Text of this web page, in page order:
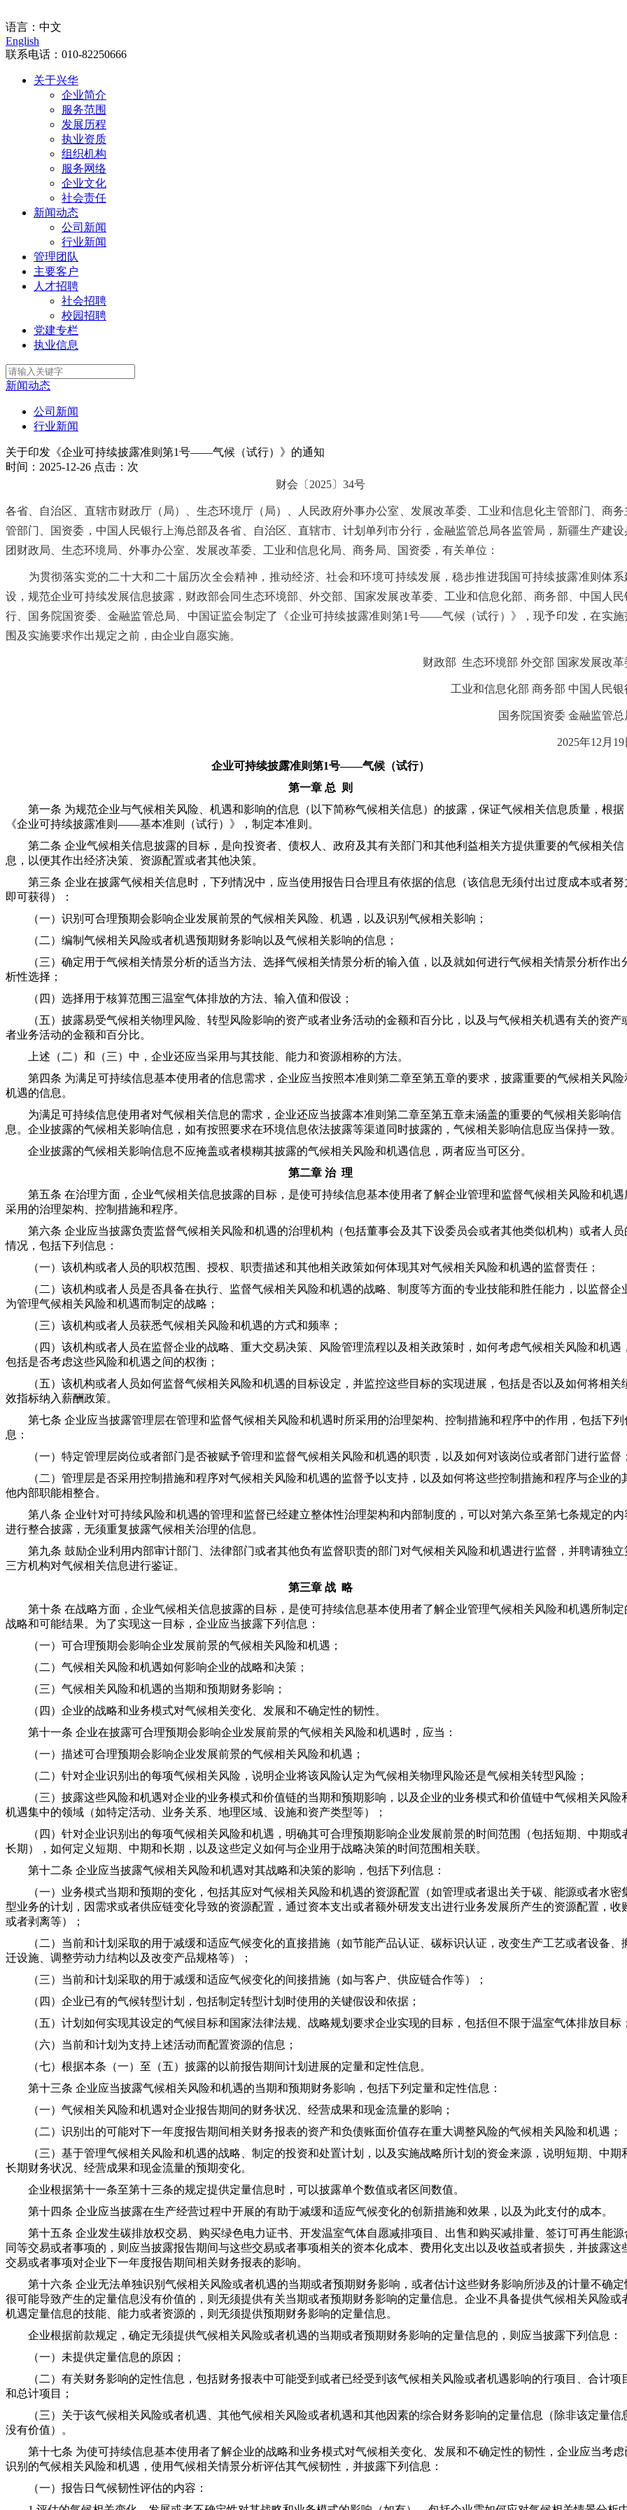
语言： 中文
English
联系电话： 010-82250666
关于兴华
企业简介
服务范围
发展历程
执业资质
组织机构
服务网络
企业文化
社会责任
新闻动态
公司新闻
行业新闻
管理团队
主要客户
人才招聘
社会招聘
校园招聘
党建专栏
执业信息
新闻动态
公司新闻
行业新闻
关于印发《企业可持续披露准则第1号——气候（试行）》的通知
时间：2025-12-26 点击： 次
财会〔2025〕34号
各省、自治区、直辖市财政厅（局）、生态环境厅（局）、人民政府外事办公室、发展改革委、工业和信息化主管部门、商务
管部门、国资委，中国人民银行上海总部及各省、自治区、直辖市、计划单列市分行，金融监管总局各监管局，新疆生产建设
团财政局、生态环境局、外事办公室、发展改革委、工业和信息化局、商务局、国资委，有关单位：
为贯彻落实党的二十大和二十届历次全会精神，推动经济、社会和环境可持续发展，稳步推进我国可持续披露准则体系
设，规范企业可持续发展信息披露，财政部会同生态环境部、外交部、国家发展改革委、工业和信息化部、商务部 、中国人民
行 、国务院国资委、金融监管总局、中国证监会制定了《企业可持续披露准则第1号——气候（试行）》，现予印发，在实施
围及实施要求作出规定之前，由企业自愿实施。
财政部 生态环境部 外交部 国家发展改革
工业和信息化部 商务部 中国人民银
国务院国资委 金融监管总
2025年12月19
企业可持续披露准则第1号——气候（试行）
第一章 总 则
第一条 为规范企业与气候相关风险、机遇和影响的信息（以下简称气候相关信息）的披露，保证气候相关信息质量，根据
《企业可持续披露准则——基本准则（试行）》，制定本准则。
第二条 企业气候相关信息披露的目标，是向投资者、债权人、政府及其有关部门和其他利益相关方提供重要的气候相关信
息，以便其作出经济决策、资源配置或者其他决策。
第三条 企业在披露气候相关信息时，下列情况中，应当使用报告日合理且有依据的信息（该信息无须付出过度成本或者努
即可获得）：
（一）识别可合理预期会影响企业发展前景的气候相关风险、机遇，以及识别气候相关影响；
（二）编制气候相关风险或者机遇预期财务影响以及气候相关影响的信息；
（三）确定用于气候相关情景分析的适当方法、选择气候相关情景分析的输入值，以及就如何进行气候相关情景分析作出
析性选择；
（四）选择用于核算范围三温室气体排放的方法、输入值和假设；
（五）披露易受气候相关物理风险、转型风险影响的资产或者业务活动的金额和百分比，以及与气候相关机遇有关的资产
者业务活动的金额和百分比。
上述（二）和（三）中，企业还应当采用与其技能、能力和资源相称的方法。
第四条 为满足可持续信息基本使用者的信息需求，企业应当按照本准则第二章至第五章的要求，披露重要的气候相关风险
机遇的信息。
为满足可持续信息使用者对气候相关信息的需求，企业还应当披露本准则第二章至第五章未涵盖的重要的气候相关影响信
息。企业披露的气候相关影响信息，如有按照要求在环境信息依法披露等渠道同时披露的，气候相关影响信息应当保持一致。
企业披露的气候相关影响信息不应掩盖或者模糊其披露的气候相关风险和机遇信息，两者应当可区分。
第二章 治 理
第五条 在治理方面，企业气候相关信息披露的目标，是使可持续信息基本使用者了解企业管理和监督气候相关风险和机遇
采用的治理架构、控制措施和程序。
第六条 企业应当披露负责监督气候相关风险和机遇的治理机构（包括董事会及其下设委员会或者其他类似机构）或者人员
情况，包括下列信息：
（一）该机构或者人员的职权范围、授权、职责描述和其他相关政策如何体现其对气候相关风险和机遇的监督责任；
（二）该机构或者人员是否具备在执行、监督气候相关风险和机遇的战略、制度等方面的专业技能和胜任能力，以监督企
为管理气候相关风险和机遇而制定的战略；
（三）该机构或者人员获悉气候相关风险和机遇的方式和频率；
（四）该机构或者人员在监督企业的战略、重大交易决策、风险管理流程以及相关政策时，如何考虑气候相关风险和机遇，
包括是否考虑这些风险和机遇之间的权衡；
（五）该机构或者人员如何监督气候相关风险和机遇的目标设定，并监控这些目标的实现进展，包括是否以及如何将相关
效指标纳入薪酬政策。
第七条 企业应当披露管理层在管理和监督气候相关风险和机遇时所采用的治理架构、控制措施和程序中的作用，包括下列
息：
（一）特定管理层岗位或者部门是否被赋予管理和监督气候相关风险和机遇的职责，以及如何对该岗位或者部门进行监督；
（二）管理层是否采用控制措施和程序对气候相关风险和机遇的监督予以支持，以及如何将这些控制措施和程序与企业的
他内部职能相整合。
第八条 企业针对可持续风险和机遇的管理和监督已经建立整体性治理架构和内部制度的，可以对第六条至第七条规定的内
进行整合披露，无须重复披露气候相关治理的信息。
第九条 鼓励企业利用内部审计部门、法律部门或者其他负有监督职责的部门对气候相关风险和机遇进行监督，并聘请独立
三方机构对气候相关信息进行鉴证。
第三章 战 略
第十条 在战略方面，企业气候相关信息披露的目标，是使可持续信息基本使用者了解企业管理气候相关风险和机遇所制定
战略和可能结果。为了实现这一目标，企业应当披露下列信息：
（一）可合理预期会影响企业发展前景的气候相关风险和机遇；
（二）气候相关风险和机遇如何影响企业的战略和决策；
（三）气候相关风险和机遇的当期和预期财务影响；
（四）企业的战略和业务模式对气候相关变化、发展和不确定性的韧性。
第十一条 企业在披露可合理预期会影响企业发展前景的气候相关风险和机遇时，应当：
（一）描述可合理预期会影响企业发展前景的气候相关风险和机遇；
（二）针对企业识别出的每项气候相关风险，说明企业将该风险认定为气候相关物理风险还是气候相关转型风险；
（三）披露这些风险和机遇对企业的业务模式和价值链的当期和预期影响，以及企业的业务模式和价值链中气候相关风险
机遇集中的领域（如特定活动、业务关系、地理区域、设施和资产类型等）；
（四）针对企业识别出的每项气候相关风险和机遇，明确其可合理预期影响企业发展前景的时间范围（包括短期、中期或
长期），如何定义短期、中期和长期，以及这些定义如何与企业用于战略决策的时间范围相关联。
第十二条 企业应当披露气候相关风险和机遇对其战略和决策的影响，包括下列信息：
（一）业务模式当期和预期的变化，包括其应对气候相关风险和机遇的资源配置（如管理或者退出关于碳、能源或者水密
型业务的计划，因需求或者供应链变化导致的资源配置，通过资本支出或者额外研发支出进行业务发展所产生的资源配置，收
或者剥离等）；
（二）当前和计划采取的用于减缓和适应气候变化的直接措施（如节能产品认证、碳标识认证，改变生产工艺或者设备、
迁设施、调整劳动力结构以及改变产品规格等）；
（三）当前和计划采取的用于减缓和适应气候变化的间接措施（如与客户、供应链合作等）；
（四）企业已有的气候转型计划，包括制定转型计划时使用的关键假设和依据；
（五）计划如何实现其设定的气候目标和国家法律法规、战略规划要求企业实现的目标，包括但不限于温室气体排放目标；
（六）当前和计划为支持上述活动而配置资源的信息；
（七）根据本条（一）至（五）披露的以前报告期间计划进展的定量和定性信息。
第十三条 企业应当披露气候相关风险和机遇的当期和预期财务影响，包括下列定量和定性信息：
（一）气候相关风险和机遇对企业报告期间的财务状况、经营成果和现金流量的影响；
（二）识别出的可能对下一年度报告期间相关财务报表的资产和负债账面价值存在重大调整风险的气候相关风险和机遇；
（三）基于管理气候相关风险和机遇的战略、制定的投资和处置计划，以及实施战略所计划的资金来源，说明短期、中期
长期财务状况、经营成果和现金流量的预期变化。
企业根据第十一条至第十三条的规定提供定量信息时，可以披露单个数值或者区间数值。
第十四条 企业应当披露在生产经营过程中开展的有助于减缓和适应气候变化的创新措施和效果，以及为此支付的成本。
第十五条 企业发生碳排放权交易、购买绿色电力证书、开发温室气体自愿减排项目、出售和购买减排量、签订可再生能源
同等交易或者事项的，则应当披露报告期间与这些交易或者事项相关的资本化成本、费用化支出以及收益或者损失，并披露这
交易或者事项对企业下一年度报告期间相关财务报表的影响。
第十六条 企业无法单独识别气候相关风险或者机遇的当期或者预期财务影响，或者估计这些财务影响所涉及的计量不确定
很可能导致产生的定量信息没有价值的，则无须提供有关当期或者预期财务影响的定量信息。企业不具备提供气候相关风险或
机遇定量信息的技能、能力或者资源的，则无须提供预期财务影响的定量信息。
企业根据前款规定，确定无须提供气候相关风险或者机遇的当期或者预期财务影响的定量信息的，则应当披露下列信息：
（一）未提供定量信息的原因；
（二）有关财务影响的定性信息，包括财务报表中可能受到或者已经受到该气候相关风险或者机遇影响的行项目、合计项
和总计项目；
（三）关于该气候相关风险或者机遇、其他气候相关风险或者机遇和其他因素的综合财务影响的定量信息（除非该定量信
没有价值）。
第十七条 为使可持续信息基本使用者了解企业的战略和业务模式对气候相关变化、发展和不确定性的韧性，企业应当考虑
识别的气候相关风险和机遇，使用气候相关情景分析评估其气候韧性，并披露下列信息：
（一）报告日气候韧性评估的内容：